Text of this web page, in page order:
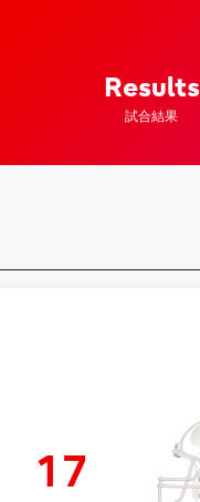
Results
試合結果
17